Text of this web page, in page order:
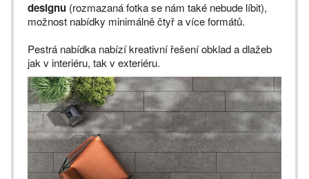
designu (rozmazaná fotka se nám také nebude líbit),
možnost nabídky minimálně čtyř a více formátů.
Pestrá nabídka nabízí kreativní řešení obklad a dlažeb
jak v interiéru, tak v exteriéru.